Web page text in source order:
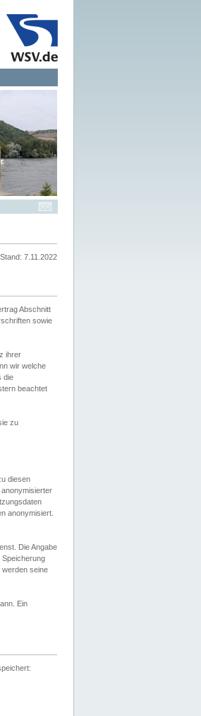
Stand: 7.11.2022
Abschnitt
sowie
ihrer
wir welche
die
beachtet
zu
diesen
anonymisiert.
Die Angabe
seine
Ein